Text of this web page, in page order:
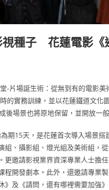
視種子 花蓮電影《
-片場誕生術：從無到有的電影
的實務訓練，並以花蓮鐵道文
後場景也將原地保留，並開放一
期15天，是花蓮首次導入場景
組、攝影組、燈光組及美術組，
更邀請影視業界資深專業人士擔
程開發劇本。此外，還邀請專業
》及《請問，還有哪裡需要加強